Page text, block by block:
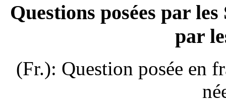
Questions posées par
par
(Fr.): Question posée en